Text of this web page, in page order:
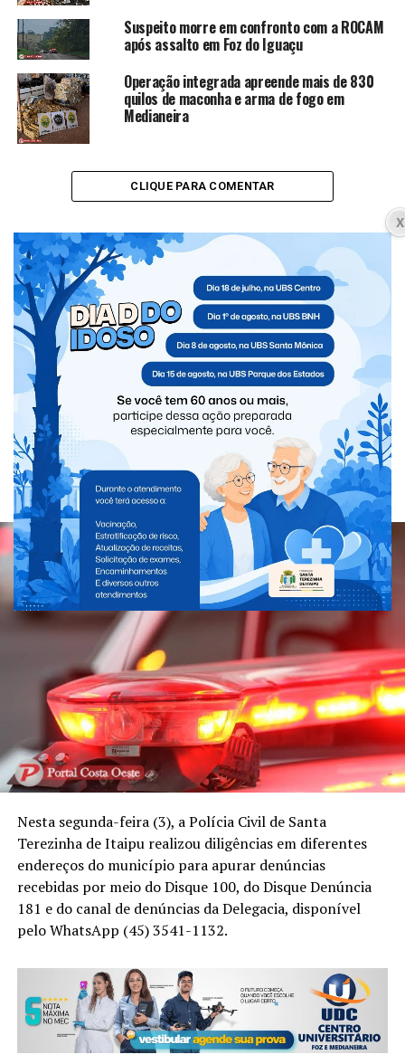
Suspeito morre em confronto com a ROCAM
após assalto em Foz do Iguaçu
Operação integrada apreende mais de 830
quilos de maconha e arma de fogo em
Medianeira
CLIQUE PARA COMENTAR
SANTA TEREZINHA
Polícia Civil apura denúncias de
cárcere privado e crimes sexuais
contra crianças e adolescentes em
Santa Terezinha de Itaipu
Nesta segunda-feira (3), a Polícia Civil de Santa
Terezinha de Itaipu realizou diligências em diferentes
endereços do município para apurar denúncias
recebidas por meio do Disque 100, do Disque Denúncia
181 e do canal de denúncias da Delegacia, disponível
pelo WhatsApp (45) 3541-1132.